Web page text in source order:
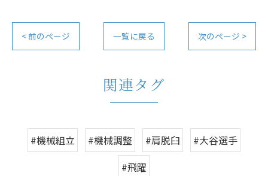
< 前のページ 一覧に戻る 次のページ >
関連タグ
#機械組立 #機械調整 #肩脱臼
#大谷選手
#飛躍